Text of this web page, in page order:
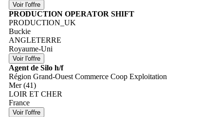
PRODUCTION OPERATOR SHIFT
PRODUCTION_UK
Buckie
ANGLETERRE
Royaume-Uni
Agent de Silo h/f
Région Grand-Ouest Commerce Coop Exploitation
Mer (41)
LOIR ET CHER
France